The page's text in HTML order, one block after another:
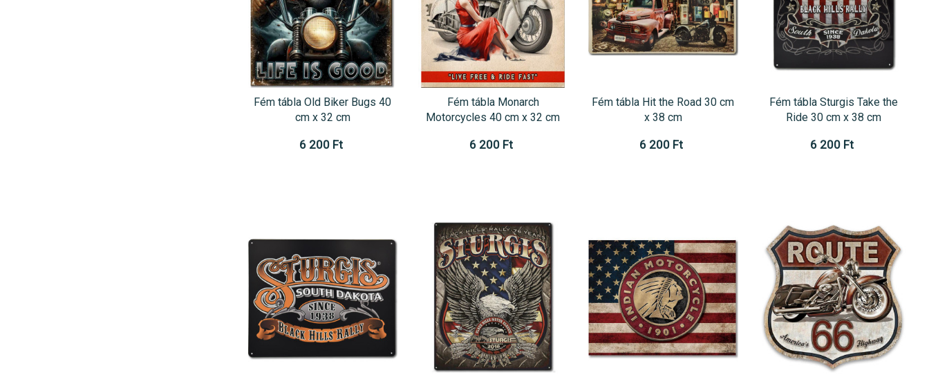
Fém tábla Old Biker Bugs 40
cm x 32 cm
6 200 Ft
Fém tábla Monarch
Motorcycles 40 cm x 32 cm
6 200 Ft
Fém tábla Hit the Road 30 cm
x 38 cm
6 200 Ft
Fém tábla Sturgis Take the
Ride 30 cm x 38 cm
6 200 Ft